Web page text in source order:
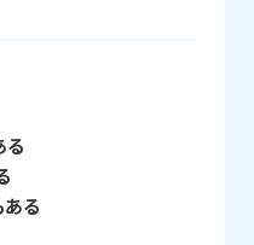
る
る